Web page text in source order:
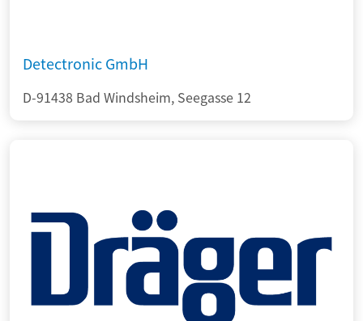
Detectronic GmbH
D-91438 Bad Windsheim, Seegasse 12